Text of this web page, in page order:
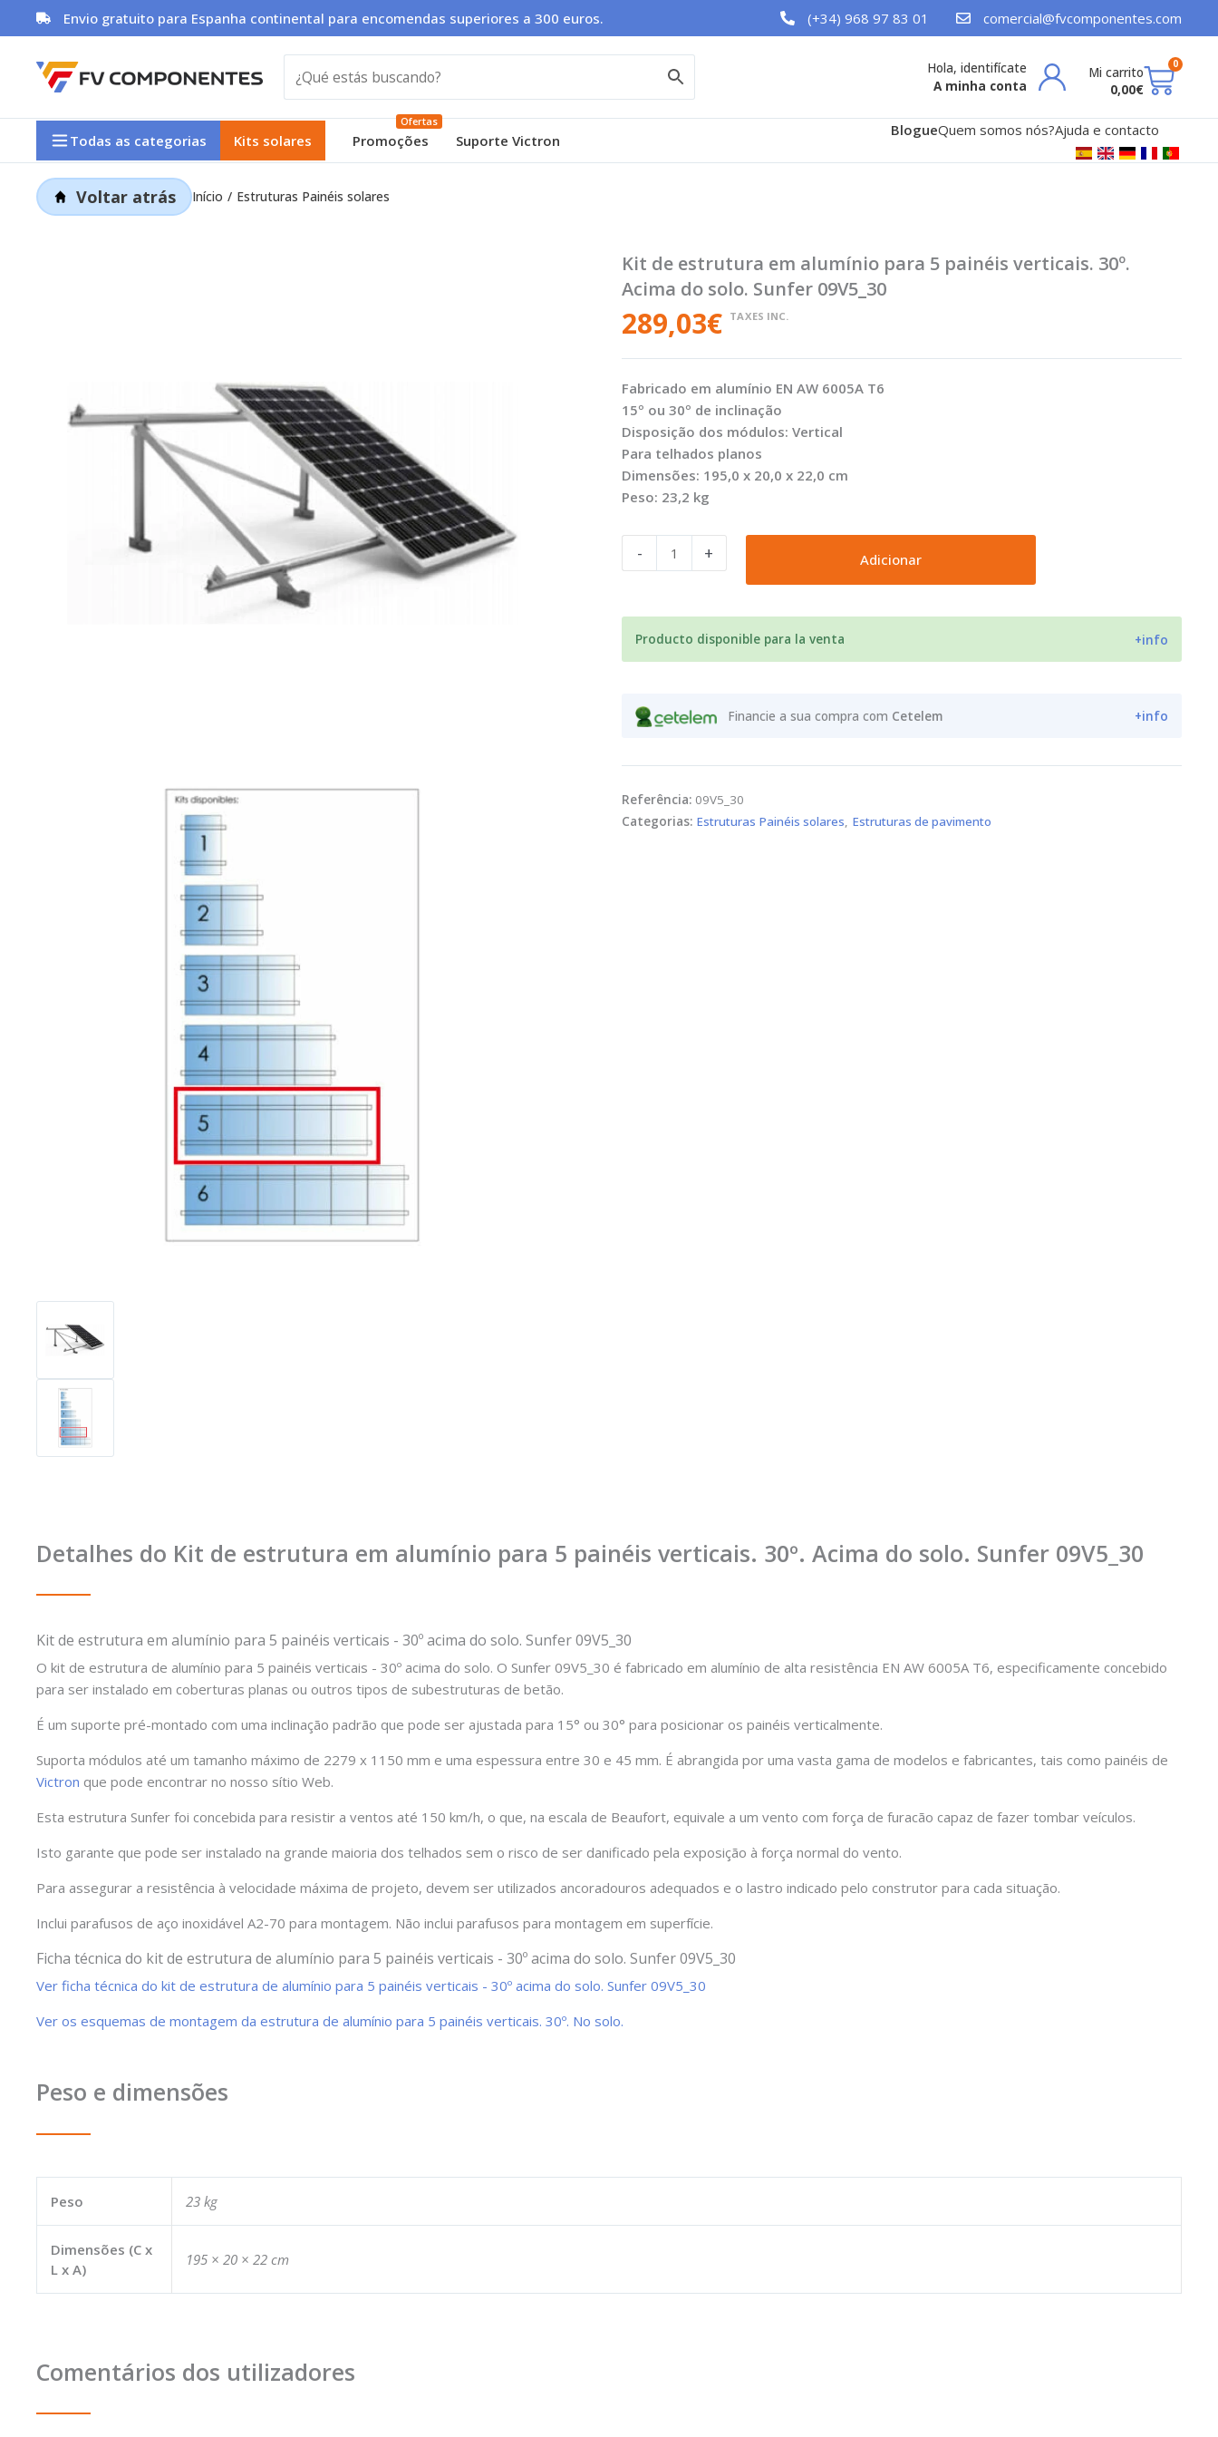
to
Envio gratuito para Espanha continental para encomendas superiores a 300 euros. (+34) 968 97 83 01 comercial@fvcomponentes.com
A minha conta 0,00€
0
Cart
Todas as categorias Kits solares Promoções
Ofertas
Suporte Victron
BlogueQuem somos nós?Ajuda e contacto
Voltar atrás Início Estruturas Painéis solares
Kit de estrutura em alumínio para 5 painéis verticais. 30º.
Acima do solo. Sunfer 09V5_30
289,03€ TAXES INC.
Fabricado em alumínio EN AW 6005A T6
15º ou 30º de inclinação
Disposição dos módulos: Vertical
Para telhados planos
Dimensões: 195,0 x 20,0 x 22,0 cm
Peso: 23,2 kg
-
de
aluminio
en
30º.
suelo.
Sunfer
+ Adicionar
Producto disponible para la venta +info
Financie a sua compra com Cetelem +info
Referência: 09V5_30
Categorias: Estruturas Painéis solares, Estruturas de pavimento
Detalhes do Kit de estrutura em alumínio para 5 painéis verticais. 30º. Acima do solo. Sunfer 09V5_30
Kit de estrutura em alumínio para 5 painéis verticais - 30º acima do solo. Sunfer 09V5_30
O kit de estrutura de alumínio para 5 painéis verticais - 30º acima do solo. O Sunfer 09V5_30 é fabricado em alumínio de alta resistência EN AW 6005A T6, especificamente concebido
para ser instalado em coberturas planas ou outros tipos de subestruturas de betão.
É um suporte pré-montado com uma inclinação padrão que pode ser ajustada para 15° ou 30° para posicionar os painéis verticalmente.
Suporta módulos até um tamanho máximo de 2279 x 1150 mm e uma espessura entre 30 e 45 mm. É abrangida por uma vasta gama de modelos e fabricantes, tais como painéis de
Victron que pode encontrar no nosso sítio Web.
Esta estrutura Sunfer foi concebida para resistir a ventos até 150 km/h, o que, na escala de Beaufort, equivale a um vento com força de furacão capaz de fazer tombar veículos.
Isto garante que pode ser instalado na grande maioria dos telhados sem o risco de ser danificado pela exposição à força normal do vento.
Para assegurar a resistência à velocidade máxima de projeto, devem ser utilizados ancoradouros adequados e o lastro indicado pelo construtor para cada situação.
Inclui parafusos de aço inoxidável A2-70 para montagem. Não inclui parafusos para montagem em superfície.
Ficha técnica do kit de estrutura de alumínio para 5 painéis verticais - 30º acima do solo. Sunfer 09V5_30
Ver ficha técnica do kit de estrutura de alumínio para 5 painéis verticais - 30º acima do solo. Sunfer 09V5_30
Ver os esquemas de montagem da estrutura de alumínio para 5 painéis verticais. 30º. No solo.
Peso e dimensões
Peso 23 kg
Dimensões (C x
L x A)
195 × 20 × 22 cm
Comentários dos utilizadores